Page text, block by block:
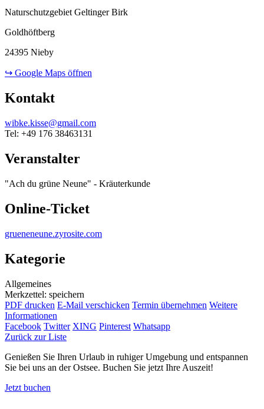
Naturschutzgebiet Geltinger Birk
Goldhöftberg
24395 Nieby
↪ Google Maps öffnen
Kontakt
wibke.kisse@gmail.com
Tel: +49 176 38463131
Veranstalter
"Ach du grüne Neune" - Kräuterkunde
Online-Ticket
grueneneune.zyrosite.com
Kategorie
Allgemeines
Merkzettel: speichern
PDF drucken E-Mail verschicken Termin übernehmen Weitere
Informationen
Facebook Twitter XING Pinterest Whatsapp
Zurück zur Liste
Genießen Sie Ihren Urlaub in ruhiger Umgebung und entspannen
Sie bei uns an der Ostsee. Buchen Sie jetzt Ihre Auszeit!
Jetzt buchen